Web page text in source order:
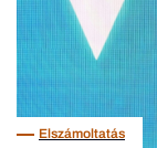
Elszámoltatás